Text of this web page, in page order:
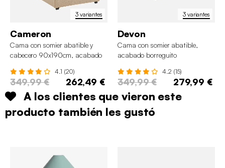
3 variantes
Cameron
Cama con somier abatible y
cabecero 90x190cm, acabado
4.1 (20)
349,99 € 262,49 €
3 variantes
Devon
Cama con somier abatible,
acabado borreguito
4.2 (15)
349,99 € 279,99 €
A los clientes que vieron este
producto también les gustó